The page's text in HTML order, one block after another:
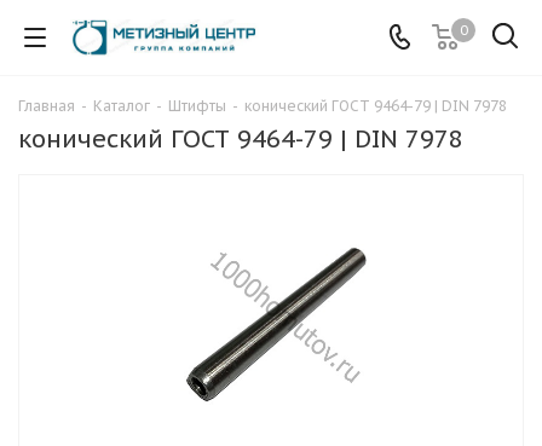
0
Главная - Каталог - Штифты - конический ГОСТ 9464-79 | DIN 7978
конический ГОСТ 9464-79 | DIN 7978